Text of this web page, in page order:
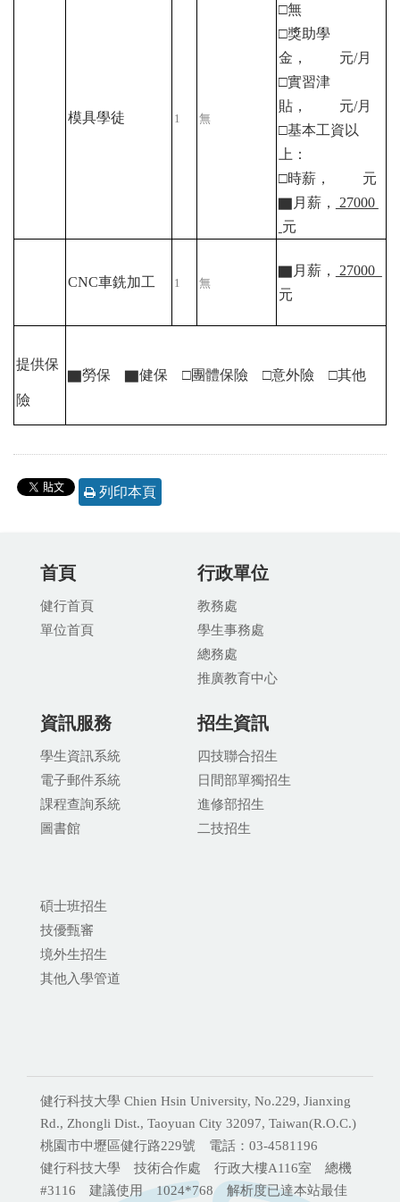
模具學徒 1 無
□無
□獎助學
金， 元/月
□實習津
貼， 元/月
□基本工資以
上：
□時薪， 元
▇ 月薪，
27000
元
CNC車銑加工 1 無
▇ 月薪，
27000
元
提供保
險
▇勞保 ▇健保 □團體保險 □意外險 □其他
列印本頁
首頁
健行首頁
單位首頁
行政單位
教務處
學生事務處
總務處
推廣教育中心
資訊服務
學生資訊系統
電子郵件系統
課程查詢系統
圖書館
招生資訊
四技聯合招生
日間部單獨招生
進修部招生
二技招生
碩士班招生
技優甄審
境外生招生
其他入學管道
健行科技大學 Chien Hsin University, No.229, Jianxing
Rd., Zhongli Dist., Taoyuan City 32097, Taiwan(R.O.C.)
桃園市中壢區健行路229號 電話：03-4581196
健行科技大學 技術合作處 行政大樓A116室 總機
#3116 建議使用 1024*768 解析度已達本站最佳